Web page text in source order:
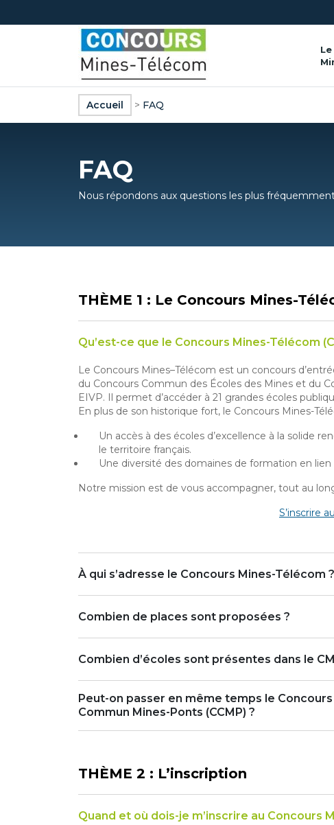
Accueil > FAQ
FAQ
Nous répondons aux questions les plus
THÈME 1 : Le Concours Mines-
Qu’est-
Le Concours Mines–Télécom est un concours
du Concours Commun des Écoles des Mines et du
EIVP. Il permet d’accéder à 21 grandes écoles
En plus de son historique fort, le Concours Mines-
Un accès à des écoles d’excellence à la solide
le territoire français.
Une diversité des domaines de formation en
Notre mission est de vous accompagner, tout au
S’inscrire
À qui s’adresse le Concours Mines-Télécom ?
Combien de places sont proposées ?
Combien d’écoles sont présentes dans le
Peut-on passer en même temps le
Commun Mines-Ponts (CCMP) ?
THÈME 2 : L’inscription
Quand et où dois-je m’inscrire au Concours